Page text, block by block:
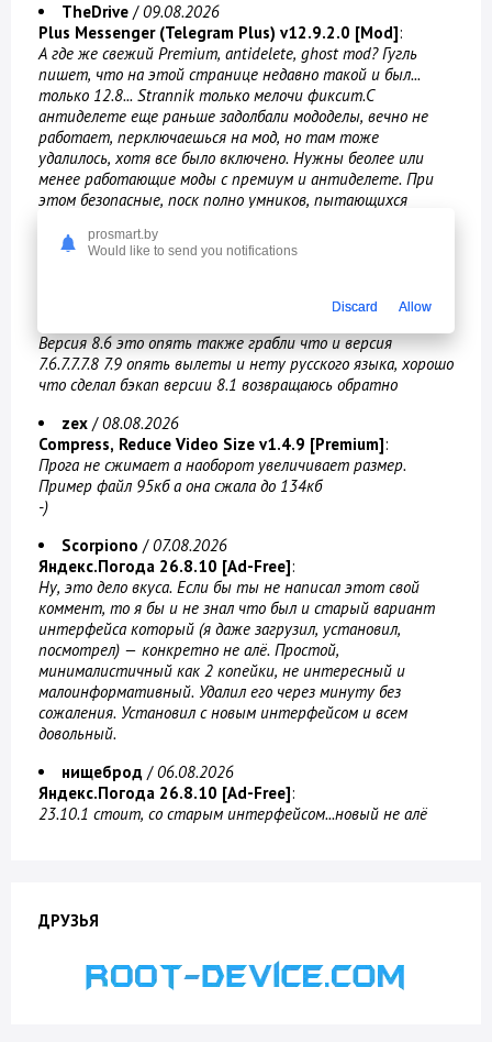
TheDrive /09.08.2026
Plus Messenger (Telegram Plus) v12.9.2.0 [Mod]:
А где же свежий Premium, antidelete, ghost mod? Гугль
пишет, что на этой странице недавно такой и был...
только 12.8... Strannik только мелочи фиксит.С
антиделете еще раньше задолбали мододелы, вечно не
работает, перключаешься на мод, но там тоже
удалилось, хотя все было включено. Нужны беолее или
менее работающие моды с премиум и антиделете. При
этом безопасные, поск полно умников, пытающихся
клиенту и использую для расширенных функций, когда
они нужны
Версия 8.6 это опять также грабли что и версия
7.6.7.7.7.8 7.9 опять вылеты и нету русского языка, хорошо
что сделал бэкап версии 8.1 возвращаюсь обратно
zex /08.08.2026
Compress, Reduce Video Size v1.4.9 [Premium]:
Прога не сжимает а наоборот увеличивает размер.
Пример файл 95кб а она сжала до 134кб
-)
Scorpiono /07.08.2026
Яндекс.Погода 26.8.10 [Ad-Free]:
Ну, это дело вкуса. Если бы ты не написал этот свой
коммент, то я бы и не знал что был и старый вариант
интерфейса который (я даже загрузил, установил,
посмотрел) — конкретно не алё. Простой,
минималистичный как 2 копейки, не интересный и
малоинформативный. Удалил его через минуту без
сожаления. Установил с новым интерфейсом и всем
довольный.
нищеброд /06.08.2026
Яндекс.Погода 26.8.10 [Ad-Free]:
23.10.1 стоит, со старым интерфейсом...новый не алё
ДРУЗЬЯ
prosmart.by
Would like to send you notifications
Discard Allow